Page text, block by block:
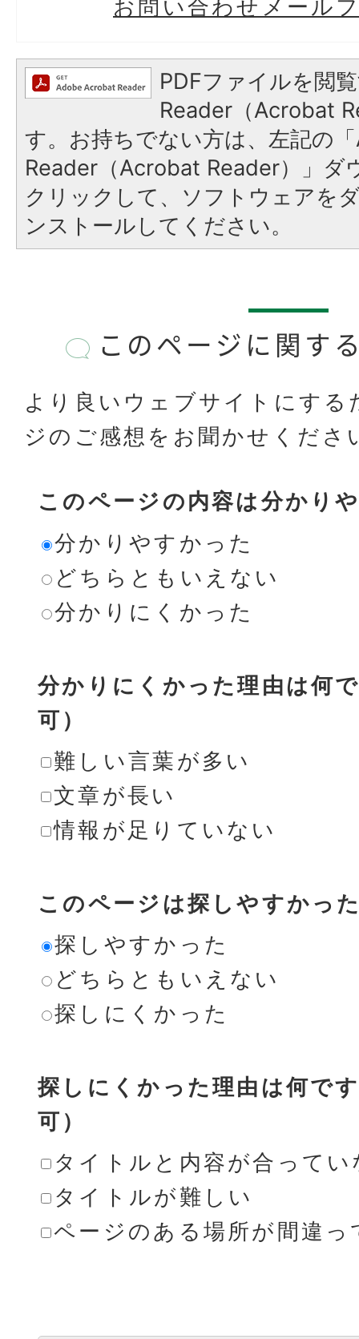
お問い合わせメール
PDFファイルを閲
Reader（Acrobat
す。お持ちでない方は、左記の
Reader（Acrobat Reader）」ダ
クリックして、ソフトウェアを
ンストールしてください。
このページに関す
より良いウェブサイトにする
ジのご感想をお聞かせくださ
このページの内容は分かり
分かりやすかった
どちらともいえない
分かりにくかった
分かりにくかった理由は何
可）
難しい言葉が多い
文章が長い
情報が足りていない
このページは探しやすかっ
探しやすかった
どちらともいえない
探しにくかった
探しにくかった理由は何で
可）
タイトルと内容が合ってい
タイトルが難しい
ページのある場所が間違っ